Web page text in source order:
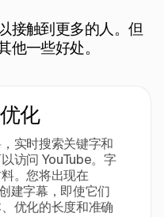
接触到更多的人。但
他一些好处。
化
实时搜索关键字和
访问 YouTube。字
。您将出现在
建字幕，即使它们
优化的长度和准确